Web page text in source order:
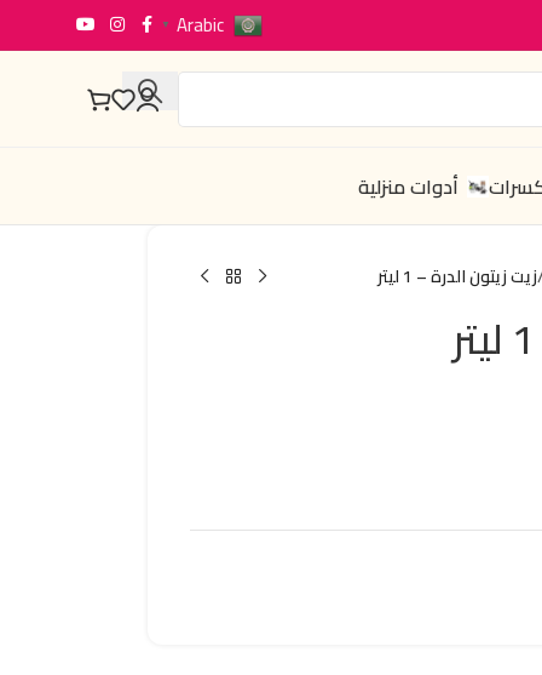
Arabic
▼
أدوات منزلية
زيت زيتون الدرة – 1 ليتر